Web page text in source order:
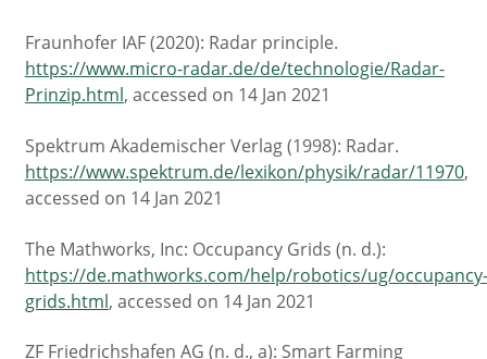
Fraunhofer IAF (2020): Radar principle.
https://www.micro-radar.de/de/technologie/Radar-
Prinzip.html, accessed on 14 Jan 2021
Spektrum Akademischer Verlag (1998): Radar.
https://www.spektrum.de/lexikon/physik/radar/11970,
accessed on 14 Jan 2021
The Mathworks, Inc: Occupancy Grids (n. d.):
https://de.mathworks.com/help/robotics/ug/occupancy-
grids.html, accessed on 14 Jan 2021
ZF Friedrichshafen AG (n. d., a): Smart Farming